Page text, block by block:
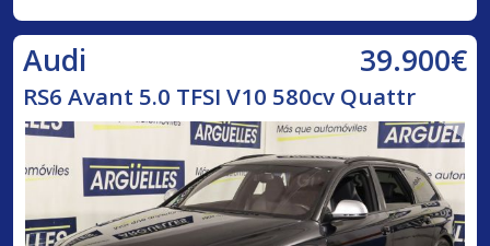
Audi 39.900€
RS6 Avant 5.0 TFSI V10 580cv Quattr